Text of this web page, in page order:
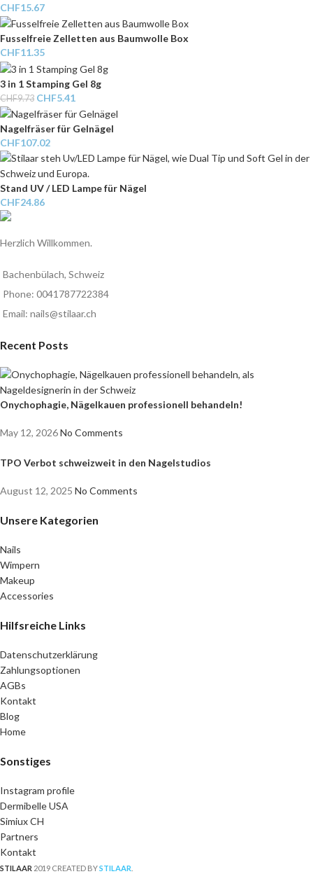
CHF15.67
Fusselfreie Zelletten aus Baumwolle Box
CHF11.35
3 in 1 Stamping Gel 8g
CHF9.73 CHF5.41
Nagelfräser für Gelnägel
CHF107.02
Stand UV / LED Lampe für Nägel
CHF24.86
Herzlich Willkommen.
Bachenbülach, Schweiz
Phone: 0041787722384
Email: nails@stilaar.ch
Recent Posts
Onychophagie, Nägelkauen professionell behandeln!
May 12, 2026No Comments
TPO Verbot schweizweit in den Nagelstudios
August 12, 2025 No Comments
Unsere Kategorien
Nails
Wimpern
Makeup
Accessories
Hilfsreiche Links
Datenschutzerklärung
Zahlungsoptionen
AGBs
Kontakt
Blog
Home
Sonstiges
Instagram profile
Dermibelle USA
Simiux CH
Partners
Kontakt
STILAAR 2019 CREATED BYSTILAAR